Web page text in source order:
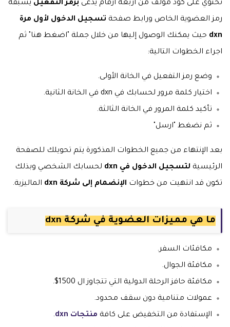
تحتوي على كود مؤلف من أربعة أرقام يدعى برمز التفعيل يسبقه
رمز العضوية الخاص ورابط صفحة تسجيل الدخول لأول مرة
dxn حيث يمكنك الوصول إليها من خلال جملة "اضغط هنا" ثم
اجراء الخطوات التالية:
وضع رمز التفعيل في الخانة الأولى.
اختيار كلمة مرور لحسابك في dxn في الخانة الثانية.
تأكيد كلمة المرور في الخانة الثالثة.
ثم نضغط "ارسل"
بعد الإنتهاء من جميع الخطوات المذكورة يتم تحويلك للصفحة
الرئيسية لتسجيل الدخول في dxn
لحسابك الشخصي وبذلك
تكون قد انتهيت من خطوات الإنضمام إلى شركة dxn الماليزية.
ما هي مميزات العضوية في شركة dxn
مكافئات السفر.
مكافئة الجوال.
مكافئة حافز الرحلة الدولية التي تتجاوز ال 1500$.
عمولات متنامية دون سقف محدود.
الإستفادة من التخفيض على كافة منتجات dxn
.